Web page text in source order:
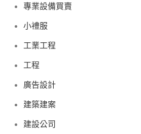
專業設備買賣
小禮服
工業工程
工程
廣告設計
建築建案
建設公司